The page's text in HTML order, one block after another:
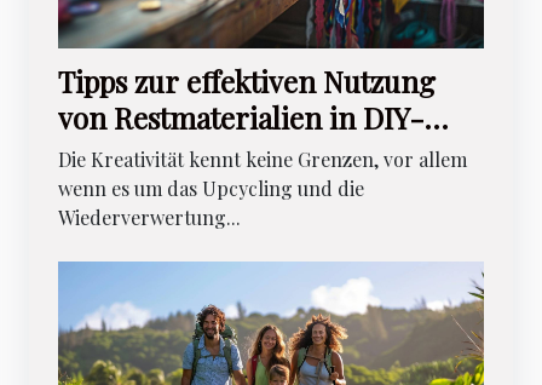
Tipps zur effektiven Nutzung
von Restmaterialien in DIY-
Projekten
Die Kreativität kennt keine Grenzen, vor allem
wenn es um das Upcycling und die
Wiederverwertung...